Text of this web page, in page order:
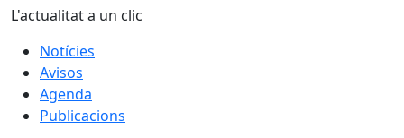
L'actualitat a un clic
Notícies
Avisos
Agenda
Publicacions